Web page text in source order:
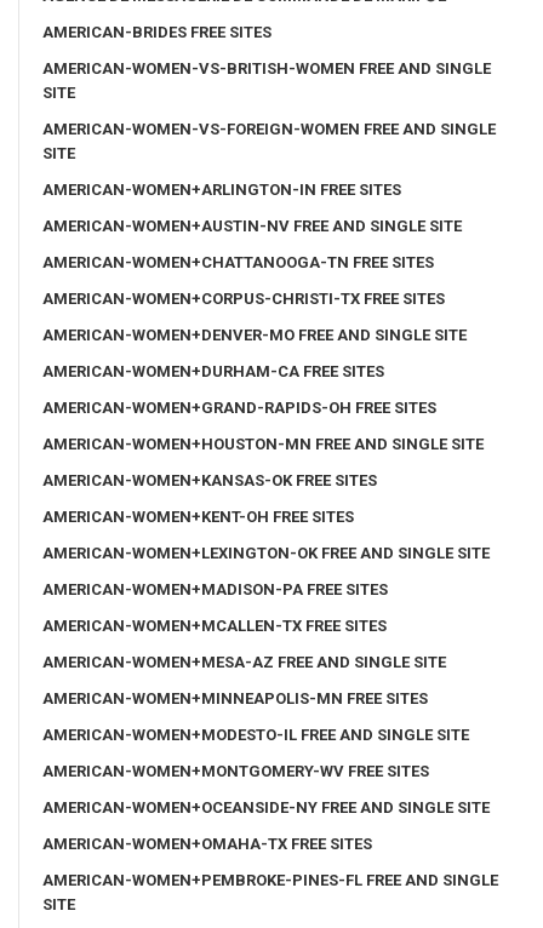
AMERICAN-BRIDES FREE SITES
AMERICAN-WOMEN-VS-BRITISH-WOMEN FREE AND SINGLE
SITE
AMERICAN-WOMEN-VS-FOREIGN-WOMEN FREE AND SINGLE
SITE
AMERICAN-WOMEN+ARLINGTON-IN FREE SITES
AMERICAN-WOMEN+AUSTIN-NV FREE AND SINGLE SITE
AMERICAN-WOMEN+CHATTANOOGA-TN FREE SITES
AMERICAN-WOMEN+CORPUS-CHRISTI-TX FREE SITES
AMERICAN-WOMEN+DENVER-MO FREE AND SINGLE SITE
AMERICAN-WOMEN+DURHAM-CA FREE SITES
AMERICAN-WOMEN+GRAND-RAPIDS-OH FREE SITES
AMERICAN-WOMEN+HOUSTON-MN FREE AND SINGLE SITE
AMERICAN-WOMEN+KANSAS-OK FREE SITES
AMERICAN-WOMEN+KENT-OH FREE SITES
AMERICAN-WOMEN+LEXINGTON-OK FREE AND SINGLE SITE
AMERICAN-WOMEN+MADISON-PA FREE SITES
AMERICAN-WOMEN+MCALLEN-TX FREE SITES
AMERICAN-WOMEN+MESA-AZ FREE AND SINGLE SITE
AMERICAN-WOMEN+MINNEAPOLIS-MN FREE SITES
AMERICAN-WOMEN+MODESTO-IL FREE AND SINGLE SITE
AMERICAN-WOMEN+MONTGOMERY-WV FREE SITES
AMERICAN-WOMEN+OCEANSIDE-NY FREE AND SINGLE SITE
AMERICAN-WOMEN+OMAHA-TX FREE SITES
AMERICAN-WOMEN+PEMBROKE-PINES-FL FREE AND SINGLE
SITE